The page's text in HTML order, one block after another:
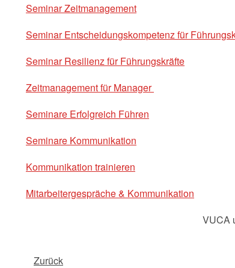
Seminar Zeitmanagement
Seminar Entscheidungskompetenz für
Seminar Resilienz für Führungskräfte
Zeitmanagement für Manager
Seminare Erfolgreich Führen
Seminare Kommunikation
Kommunikation trainieren
Mitarbeitergespräche & Kommunikation
VUCA
Zurück